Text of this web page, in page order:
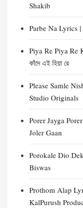
Shakib
Parbe Na Lyrics |
Piya Re Piya Re
কাঁদে এই হিয়া রে
Please Samle
Studio Originals
Porer Jayga Porer
Joler Gaan
Porokale Dio
Biswas
Prothom Alap
KalPurush